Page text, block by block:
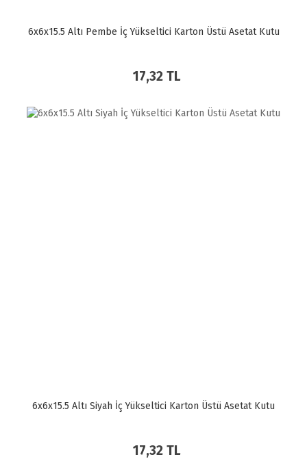
6x6x15.5 Altı Pembe İç Yükseltici Karton Üstü Asetat Kutu
17,32 TL
6x6x15.5 Altı Siyah İç Yükseltici Karton Üstü Asetat Kutu
17,32 TL